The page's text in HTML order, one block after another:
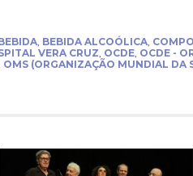
, BEBIDA ALCOÓLICA,
VERA CRUZ, OCDE, OCDE -
OMS (ORGANIZAÇÃO MUNDIAL DA